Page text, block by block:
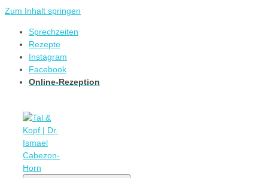
Zum Inhalt springen
Sprechzeiten
Rezepte
Instagram
Facebook
Online-Rezeption